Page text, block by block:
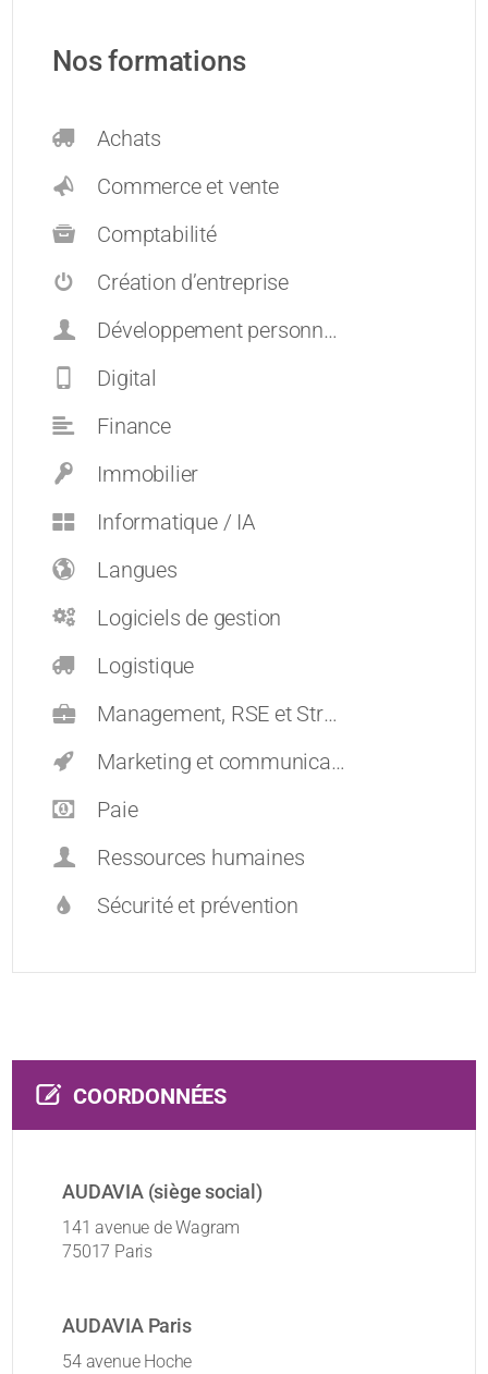
Nos formations
Achats
Commerce et vente
Comptabilité
Création d’entreprise
Développement personnel et carrières
Digital
Finance
Immobilier
Informatique / IA
Langues
Logiciels de gestion
Logistique
Management, RSE et Stratégie
Marketing et communication
Paie
Ressources humaines
Sécurité et prévention
COORDONNÉES
AUDAVIA (siège social)
141 avenue de Wagram
75017 Paris
AUDAVIA Paris
54 avenue Hoche